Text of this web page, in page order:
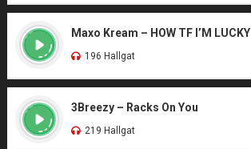
Maxo Kream – HOW TF I’M LUCKY
196 Hallgat
3Breezy – Racks On You
219 Hallgat